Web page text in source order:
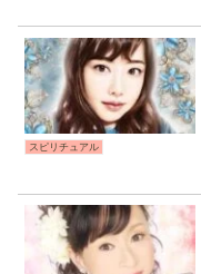
スピリチュアル